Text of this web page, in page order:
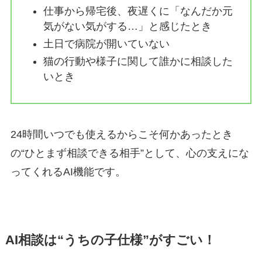
仕事から帰宅後、夜遅くに「なんだか元
気がない気がする…」と感じたとき
土日で病院が開いていない
猫の行動や様子に関して誰かに相談した
いとき
24時間いつでも使えるからこそ何かあったとき
の“ひとまず相談できる相手”として、心の支えにな
ってくれるAI機能です。
AI相談は“うちの子仕様”がすごい！